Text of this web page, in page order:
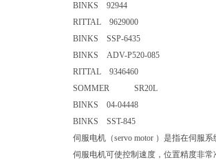
BINKS 92944
RITTAL 9629000
BINKS SSP-6435
BINKS ADV-P520-085
RITTAL 9346460
SOMMER SR20L
BINKS 04-04448
BINKS SST-845
伺服电机（servo motor ）是指在伺服
伺服电机可使控制速度，位置精度非